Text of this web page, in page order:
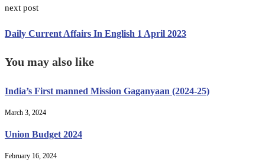
next post
Daily Current Affairs In English 1 April 2023
You may also like
India’s First manned Mission Gaganyaan (2024-25)
March 3, 2024
Union Budget 2024
February 16, 2024